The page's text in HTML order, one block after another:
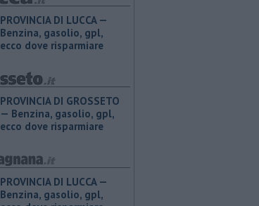
PROVINCIA DI LUCCA — ​
Benzina, gasolio, gpl,
ecco dove risparmiare
PROVINCIA DI GROSSETO
— ​Benzina, gasolio, gpl,
ecco dove risparmiare
PROVINCIA DI LUCCA — ​
Benzina, gasolio, gpl,